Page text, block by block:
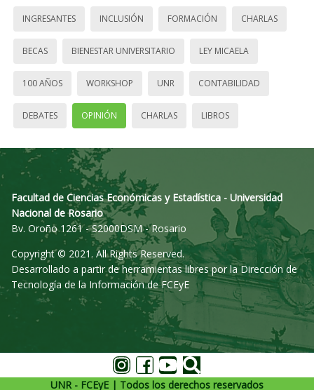
INGRESANTES INCLUSIÓN FORMACIÓN CHARLAS
BECAS BIENESTAR UNIVERSITARIO LEY MICAELA
100 AÑOS WORKSHOP UNR CONTABILIDAD
DEBATES OPINIÓN CHARLAS LIBROS
Facultad de Ciencias Económicas y Estadística - Universidad
Nacional de Rosario
Bv. Oroño 1261 - S2000DSM - Rosario
Copyright © 2021. All Rights Reserved.
Desarrollado a partir de herramientas libres por la Dirección de
Tecnología de la Información de FCEyE
UNR - FCEyE | Todos los derechos reservados